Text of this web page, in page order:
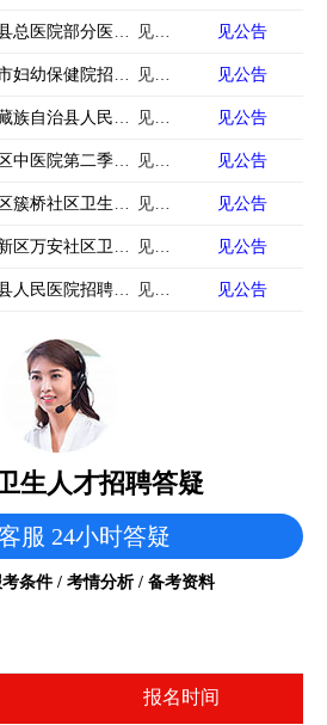
2026广元市青川县总医院部分医疗卫生机构招聘编外专业技术人员10人 见公告 见公告
2026凉山州西昌市妇幼保健院招聘6人 见公告 见公告
2026凉山州木里藏族自治县人民医院招聘编外中医学类专业技术人员3人 见公告 见公告
2026遂宁市安居区中医院第二季度非在编专业技术人员招聘3人 见公告 见公告
2026成都市武侯区簇桥社区卫生服务中心招聘西医康复医师1人 见公告 见公告
2026成都市天府新区万安社区卫生服务中心第一批次招聘3人 见公告 见公告
2026宜宾市筠连县人民医院招聘10人 见公告 见公告
生人才招聘答疑
服 24小时答疑
条件 / 考情分析 / 备考资料
报名时间